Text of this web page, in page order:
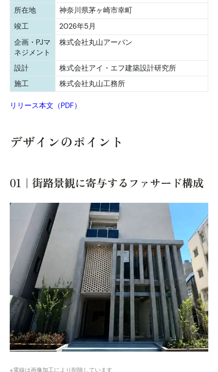
所在地
神奈川県茅ヶ崎市幸町
竣工
2026年5月
企画・PJマ
ネジメント
株式会社丸山アーバン
設計
株式会社アイ・エフ建築設計研究所
施工
株式会社丸山工務所
リリース本文（PDF）
デザインのポイント
01｜街路景観に寄与するファサード構成
※電線は画像加工により削除しています